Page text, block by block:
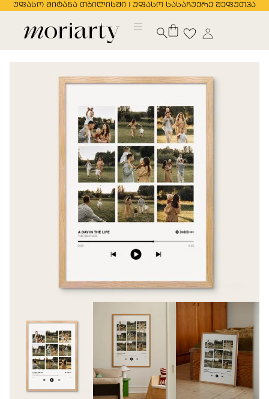
უფასო მიტანა თბილისში | უფასო სასაჩუქრე შეფუთვა